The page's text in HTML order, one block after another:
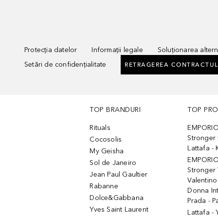
Protecția datelor Informații legale
Soluționarea
Setări de confidențialitate
RETRAGEREA
TOP BRANDURI
Rituals
Cocosolis
My Geisha
Sol de Janeiro
Jean Paul Gaultier
Rabanne
Dolce&Gabbana
Yves Saint Laurent
TOP
Stronger
Lattafa -
Stronger
Donna
Prada -
Lattafa -